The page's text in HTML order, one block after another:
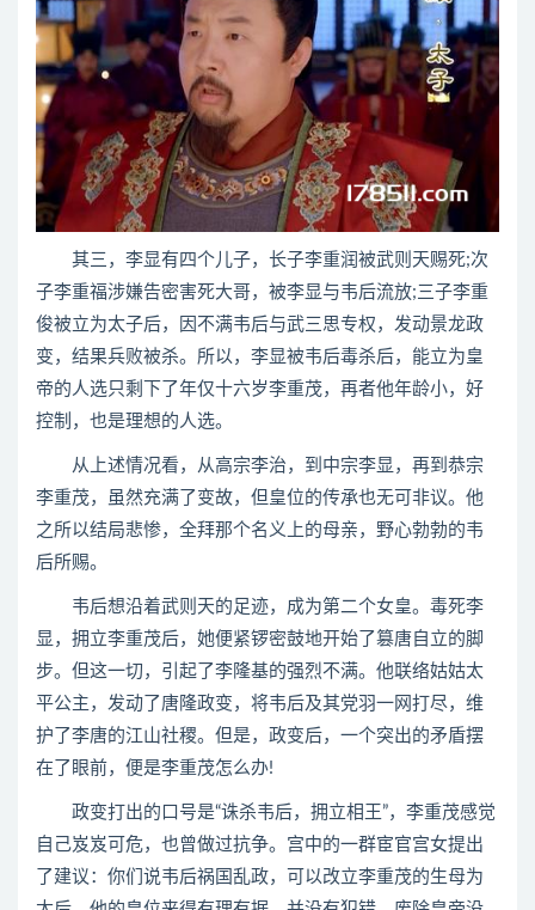
其三，李显有四个儿子，长子李重润被武则天赐死;次
子李重福涉嫌告密害死大哥，被李显与韦后流放;三子李重
俊被立为太子后，因不满韦后与武三思专权，发动景龙政
变，结果兵败被杀。所以，李显被韦后毒杀后，能立为皇
帝的人选只剩下了年仅十六岁李重茂，再者他年龄小，好
控制，也是理想的人选。
从上述情况看，从高宗李治，到中宗李显，再到恭宗
李重茂，虽然充满了变故，但皇位的传承也无可非议。他
之所以结局悲惨，全拜那个名义上的母亲，野心勃勃的韦
后所赐。
韦后想沿着武则天的足迹，成为第二个女皇。毒死李
显，拥立李重茂后，她便紧锣密鼓地开始了篡唐自立的脚
步。但这一切，引起了李隆基的强烈不满。他联络姑姑太
平公主，发动了唐隆政变，将韦后及其党羽一网打尽，维
护了李唐的江山社稷。但是，政变后，一个突出的矛盾摆
在了眼前，便是李重茂怎么办!
政变打出的口号是“诛杀韦后，拥立相王”，李重茂感觉
自己岌岌可危，也曾做过抗争。宫中的一群宦官宫女提出
了建议：你们说韦后祸国乱政，可以改立李重茂的生母为